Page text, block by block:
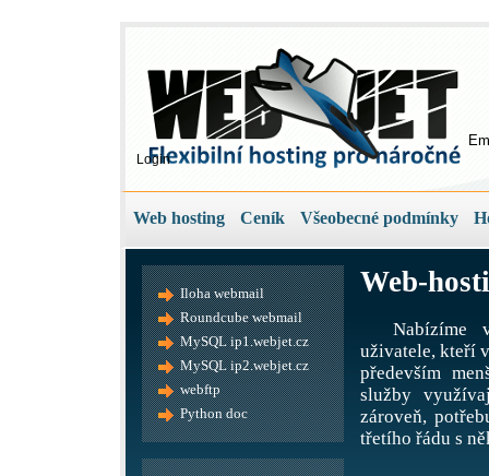
Login
Web hosting Ceník Všeobecné podmínky
Web-
Nabízíme
uživatele, kteří
především
služby
zároveň,
třetího řádu s
Iloha webmail
Roundcube webmail
MySQL ip1.webjet.cz
MySQL ip2.webjet.cz
webftp
Python doc